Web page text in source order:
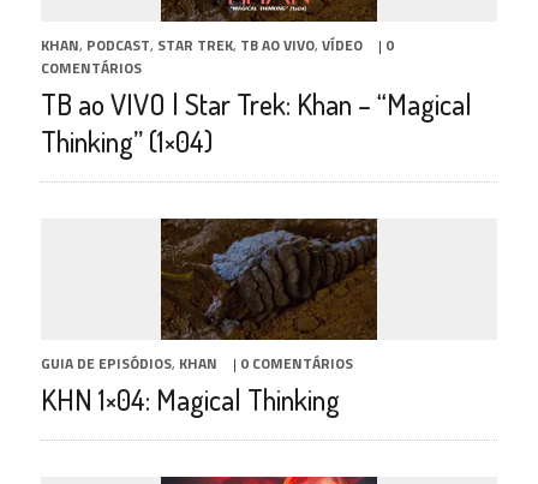
KHAN, PODCAST, STAR TREK, TB AO VIVO, VÍDEO | 0
COMENTÁRIOS
TB ao VIVO | Star Trek: Khan – “Magical
Thinking” (1×04)
GUIA DE EPISÓDIOS, KHAN | 0 COMENTÁRIOS
KHN 1×04: Magical Thinking